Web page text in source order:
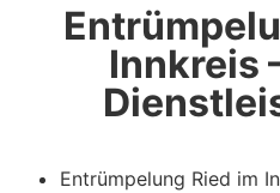
Innkreis
Entrümpelung Ried im